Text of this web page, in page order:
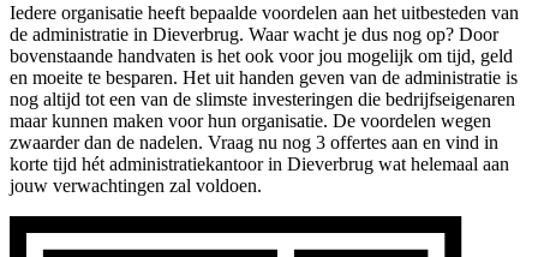
Iedere organisatie heeft bepaalde voordelen aan het uitbesteden van
de administratie in Dieverbrug. Waar wacht je dus nog op? Door
bovenstaande handvaten is het ook voor jou mogelijk om tijd, geld
en moeite te besparen. Het uit handen geven van de administratie is
nog altijd tot een van de slimste investeringen die bedrijfseigenaren
maar kunnen maken voor hun organisatie. De voordelen wegen
zwaarder dan de nadelen. Vraag nu nog 3 offertes aan en vind in
korte tijd hét administratiekantoor in Dieverbrug wat helemaal aan
jouw verwachtingen zal voldoen.